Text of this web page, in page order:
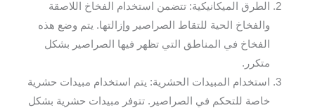
الطرق الميكانيكية: تتضمن استخدام الفخاخ اللاصقة
والفخاخ الحية للتقاط الصراصير وإزالتها. يتم وضع هذه
الفخاخ في المناطق التي تظهر فيها الصراصير بشكل
متكرر.
استخدام المبيدات الحشرية: يتم استخدام مبيدات حشرية
خاصة للتحكم في الصراصير. تتوفر مبيدات حشرية بشكل